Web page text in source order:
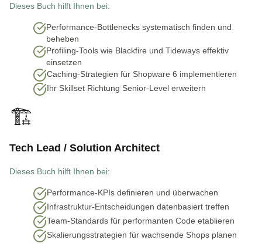
Dieses Buch hilft Ihnen bei:
Performance-Bottlenecks systematisch finden und
beheben
Profiling-Tools wie Blackfire und Tideways effektiv
einsetzen
Caching-Strategien für Shopware 6 implementieren
Ihr Skillset Richtung Senior-Level erweitern
🏗️
Tech Lead / Solution Architect
Dieses Buch hilft Ihnen bei:
Performance-KPIs definieren und überwachen
Infrastruktur-Entscheidungen datenbasiert treffen
Team-Standards für performanten Code etablieren
Skalierungsstrategien für wachsende Shops planen